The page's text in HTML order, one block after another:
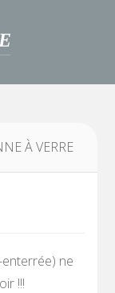
À VERRE
ne
!!!